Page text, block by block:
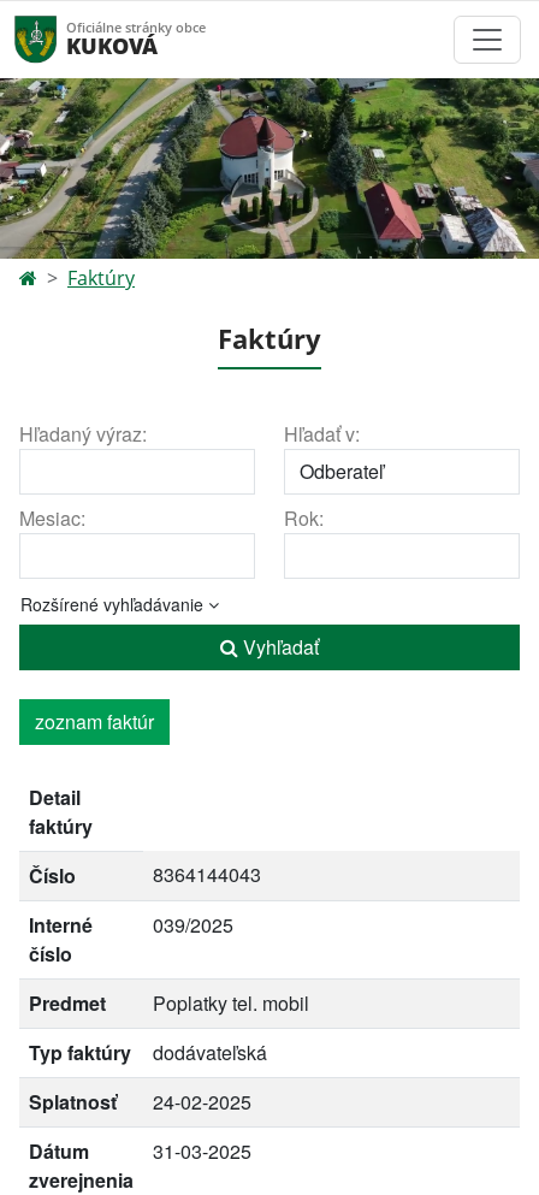
Oficiálne stránky obce
KUKOVÁ
Faktúry
Faktúry
Hľadaný výraz: Hľadať v:
Mesiac: Rok:
Rozšírené vyhľadávanie
Vyhľadať
zoznam faktúr
Detail
faktúry
Číslo
8364144043
Interné
číslo
039/2025
Predmet
Poplatky tel. mobil
Typ faktúry
dodávateľská
Splatnosť
24-02-2025
Dátum
zverejnenia
31-03-2025